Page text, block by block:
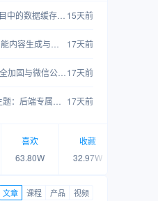
Nuxt.js Headless WordPress 项目中的数据缓存优化策略 15天前
Nuxt 3 项目中集成 AI API 实现智能内容生成与多语言翻译 17天前
WordPress 自定义 REST API 安全加固与微信公众号排版自动化实践 17天前
龙霄（LongXiao）WordPress 主题：后端专属企业级功能全景解析 17天前
喜欢
63.80W
收藏
32.97W
文章 课程 产品 视频